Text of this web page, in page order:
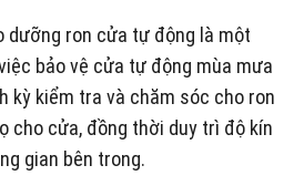
dưỡng ron cửa tự động là một
bảo vệ cửa tự động mùa mưa
kỳ kiểm tra và chăm sóc cho ron
cho cửa, đồng thời duy trì độ kín
gian bên trong.